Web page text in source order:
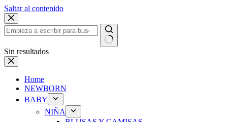
Saltar al contenido
Sin resultados
Home
NEWBORN
BABY
NIÑA